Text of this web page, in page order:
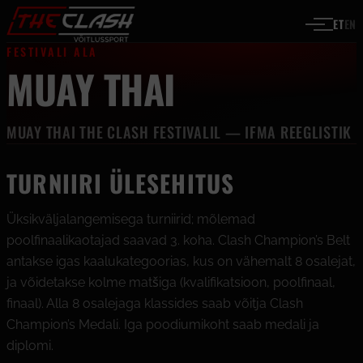
Liigu sisu juurde ETEN
FESTIVALI ALA
MUAY THAI
MUAY THAI THE CLASH FESTIVALIL — IFMA REEGLISTIK
TURNIIRI ÜLESEHITUS
Üksikväljalangemisega turniirid; mõlemad
poolfinaalikaotajad saavad 3. koha. Clash Champion’s Belt
antakse igas kaalukategoorias, kus on vähemalt 8 osalejat,
ja võidetakse kolme matšiga (kvalifikatsioon, poolfinaal,
finaal). Alla 8 osalejaga klassides saab võitja Clash
Champion’s Medali. Iga poodiumikoht saab medali ja
diplomi.